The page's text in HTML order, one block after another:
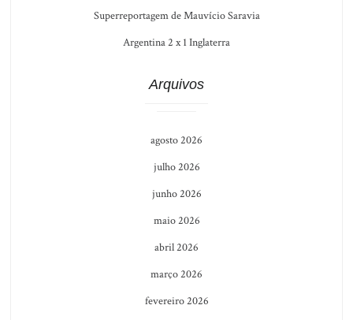
Superreportagem de Mauvício Saravia
Argentina 2 x 1 Inglaterra
Arquivos
agosto 2026
julho 2026
junho 2026
maio 2026
abril 2026
março 2026
fevereiro 2026